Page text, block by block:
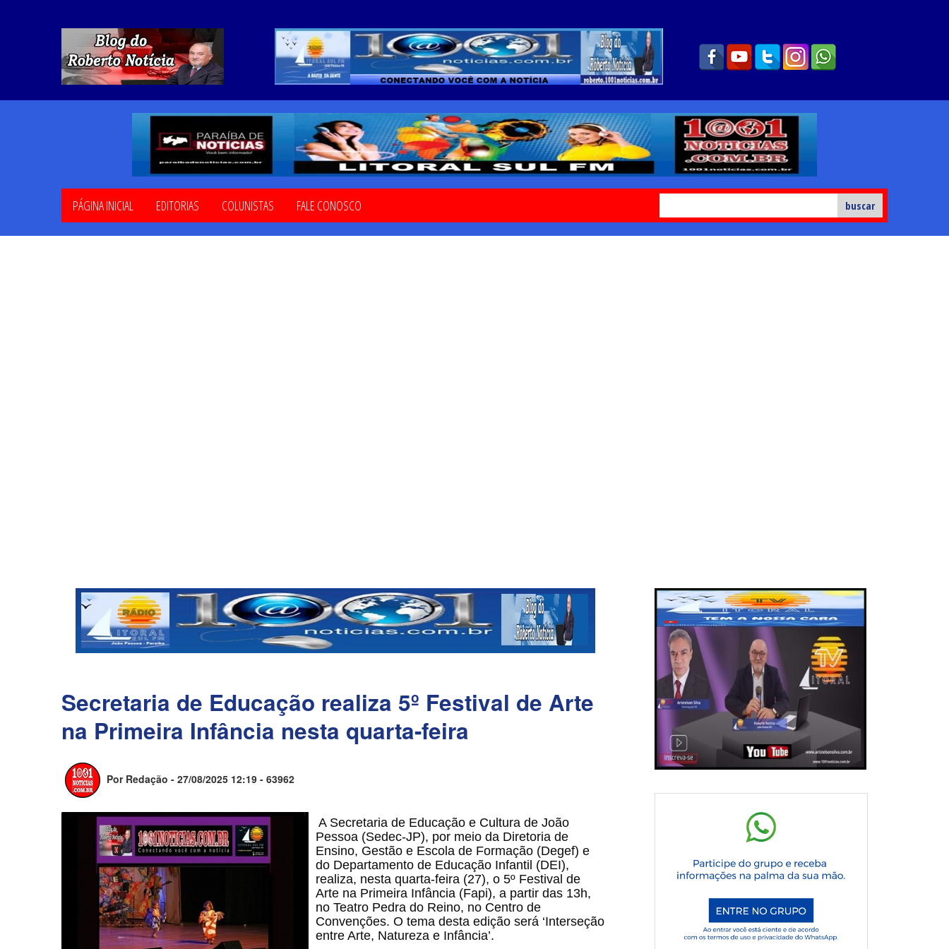
PÁGINA INICIAL EDITORIAS COLUNISTAS FALE CONOSCO
Secretaria de Educação realiza 5º Festival de Arte
na Primeira Infância nesta quarta-feira
Por Redação - 27/08/2025 12:19 - 63962
A Secretaria de Educação e Cultura de João
Pessoa (Sedec-JP), por meio da Diretoria de
Ensino, Gestão e Escola de Formação (Degef) e
do Departamento de Educação Infantil (DEI),
realiza, nesta quarta-feira (27), o 5º Festival de
Arte na Primeira Infância (Fapi), a partir das 13h,
no Teatro Pedra do Reino, no Centro de
Convenções. O tema desta edição será ‘Interseção
entre Arte, Natureza e Infância’.